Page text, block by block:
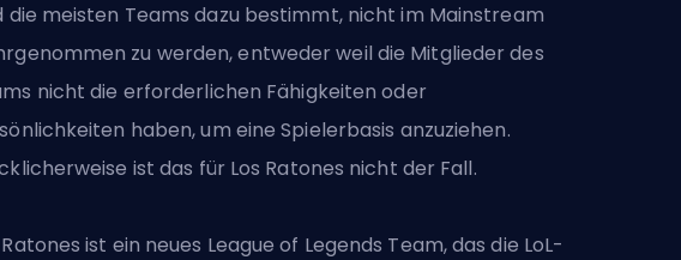
die meisten Teams dazu bestimmt, nicht im Mainstream
zu werden, entweder weil die Mitglieder des
nicht die erforderlichen Fähigkeiten oder
haben, um eine Spielerbasis anzuziehen.
ist das für Los Ratones nicht der Fall.
ist ein neues League of Legends Team, das die LoL-